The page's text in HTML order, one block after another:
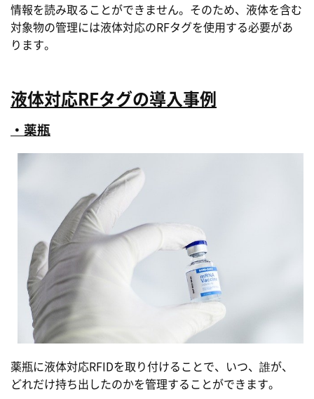
情報を読み取ることができません。そのため、液体を含む
対象物の管理には液体対応のRFタグを使用する必要があ
ります。
液体対応RFタグの導入事例
・薬瓶
薬瓶に液体対応RFIDを取り付けることで、いつ、誰が、
どれだけ持ち出したのかを管理することができます。